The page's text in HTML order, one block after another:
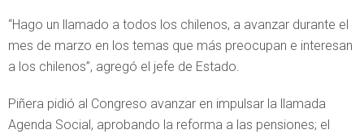
“Hago un llamado a todos los chilenos, a avanzar durante el
mes de marzo en los temas que más preocupan e interesan
a los chilenos”, agregó el jefe de Estado.
Piñera pidió al Congreso avanzar en impulsar la llamada
Agenda Social, aprobando la reforma a las pensiones; el